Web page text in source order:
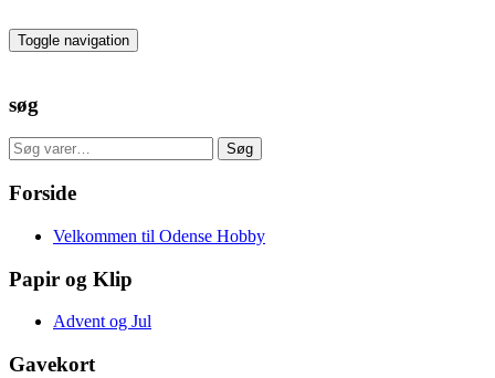
to
the
Toggle navigation
søg
Søg
efter:
Søg
Forside
Velkommen til Odense Hobby
Papir og Klip
Advent og Jul
Gavekort